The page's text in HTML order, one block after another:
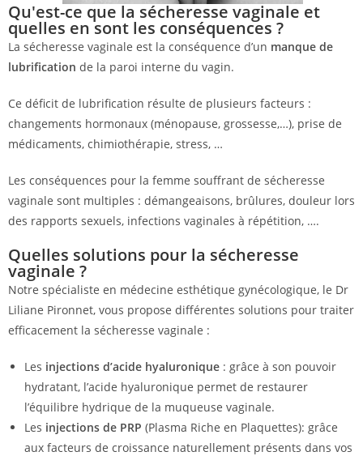
Qu'est-ce que la sécheresse vaginale et
quelles en sont les conséquences ?
La sécheresse vaginale est la conséquence d’un manque de
lubrification de la paroi interne du vagin.
Ce déficit de lubrification résulte de plusieurs facteurs :
changements hormonaux (ménopause, grossesse,…), prise de
médicaments, chimiothérapie, stress, …
Les conséquences pour la femme souffrant de sécheresse
vaginale sont multiples : démangeaisons, brûlures, douleur lors
des rapports sexuels, infections vaginales à répétition, ….
Quelles solutions pour la sécheresse
vaginale ?
Notre spécialiste en médecine esthétique gynécologique, le Dr
Liliane Pironnet, vous propose différentes solutions pour traiter
efficacement la sécheresse vaginale :
Les injections d’acide hyaluronique : grâce à son pouvoir
hydratant, l’acide hyaluronique permet de restaurer
l’équilibre hydrique de la muqueuse vaginale.
Les injections de PRP (Plasma Riche en Plaquettes): grâce
aux facteurs de croissance naturellement présents dans vos